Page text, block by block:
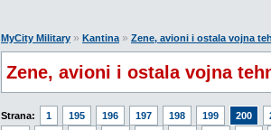
MyCity Military » Kantina» Zene, avioni i ostala vojna
Zene, avioni i ostala vojna
Strana: 1 195 196 197 198 199 200